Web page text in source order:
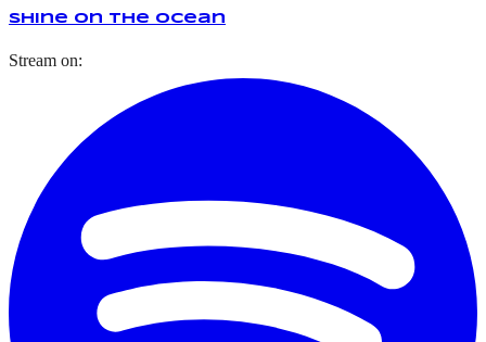
Shine on the Ocean
Stream on: